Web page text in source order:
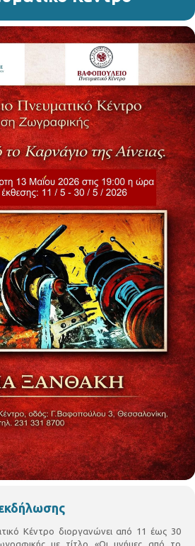
Κέντρο διοργανώνει από 11 έως 30